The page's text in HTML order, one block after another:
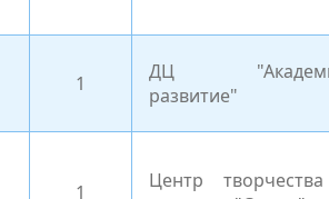
1
ДЦ
развитие"
1
Центр